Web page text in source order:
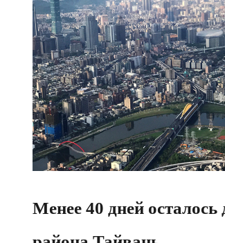
Менее 40 дней